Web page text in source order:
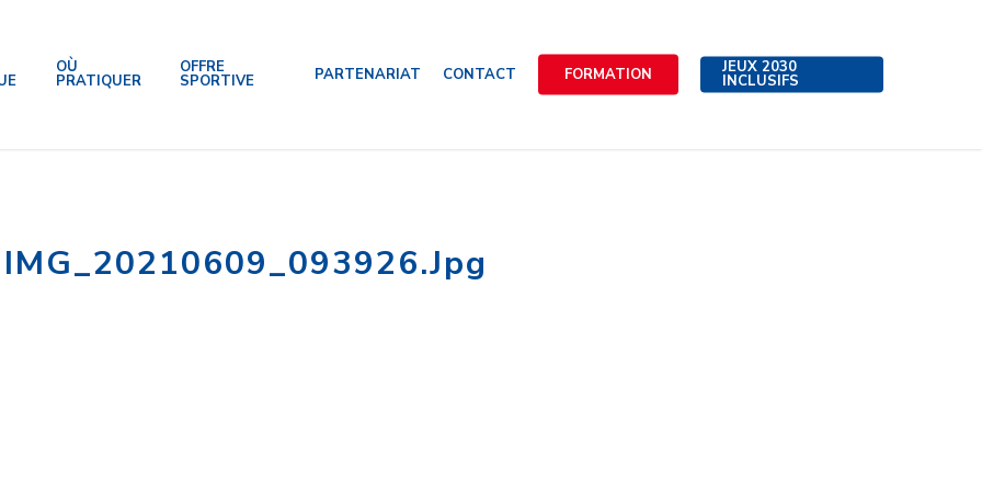
OÙ
PRATIQUER
OFFRE
SPORTIVE PARTENARIAT CONTACT FORMATION JEUX 2030
INCLUSIFS
IMG_20210609_093926.jpg